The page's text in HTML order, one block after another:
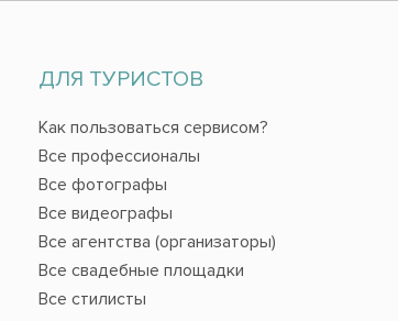
ДЛЯ ТУРИСТОВ
Как пользоваться сервисом?
Все профессионалы
Все фотографы
Все видеографы
Все агентства (организаторы)
Все свадебные площадки
Все стилисты